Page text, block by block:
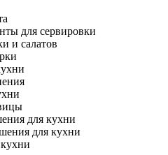
для сервировки
и салатов
для кухни
для кухни